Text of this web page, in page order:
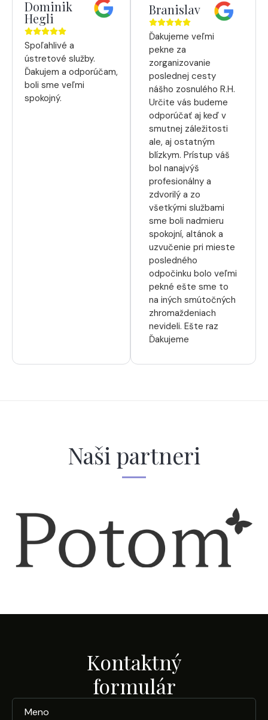
Dominik
Hegli
Spoľahlivé a
ústretové služby.
Ďakujem a odporúčam,
boli sme veľmi
spokojný.
Branislav
Ďakujeme veľmi
pekne za
zorganizovanie
poslednej cesty
nášho zosnulého R.H.
Určite vás budeme
odporúčať aj keď v
smutnej záležitosti
ale, aj ostatným
blízkym. Prístup váš
bol nanajvýš
profesionálny a
zdvorilý a zo
všetkými službami
sme boli nadmieru
spokojní, altánok a
uzvučenie pri mieste
posledného
odpočinku bolo veľmi
pekné ešte sme to
na iných smútočných
zhromaždeniach
nevideli. Ešte raz
Ďakujeme
Naši partneri
Kontaktný
formulár